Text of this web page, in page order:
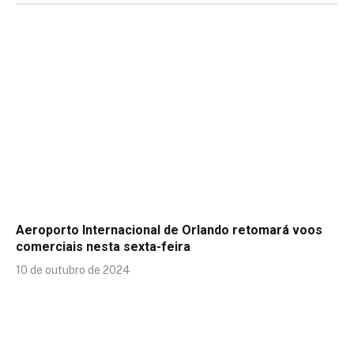
Aeroporto Internacional de Orlando retomará voos
comerciais nesta sexta-feira
10 de outubro de 2024